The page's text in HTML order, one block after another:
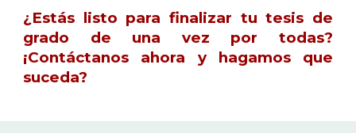
¿Estás listo para finalizar tu tesis de
grado de una vez por todas?
¡Contáctanos ahora y hagamos que
suceda?